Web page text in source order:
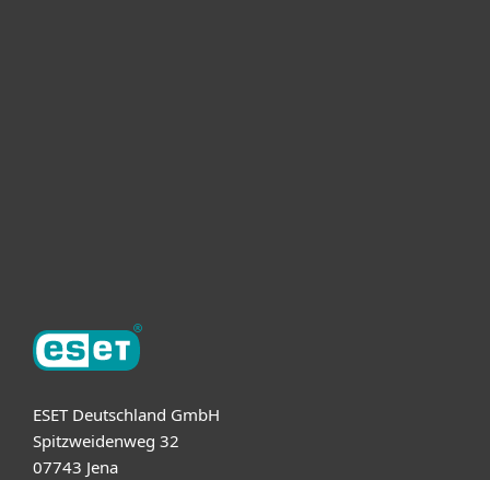
ESET Deutschland GmbH
Spitzweidenweg 32
07743 Jena